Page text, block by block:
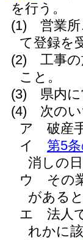
を行う。
(1)
営業
て登録を
(2)
工事
こと。
(3)
県内
(4)
次の
ア
破産
イ
第5
消しの
ウ
その
がある
エ
法人
れかに